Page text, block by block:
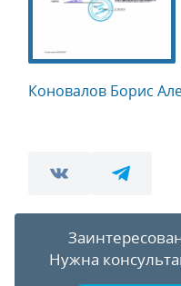
Коновалов Борис
Нужна